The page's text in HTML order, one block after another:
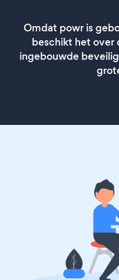
Omdat powr is
beschikt het over
ingebouwde